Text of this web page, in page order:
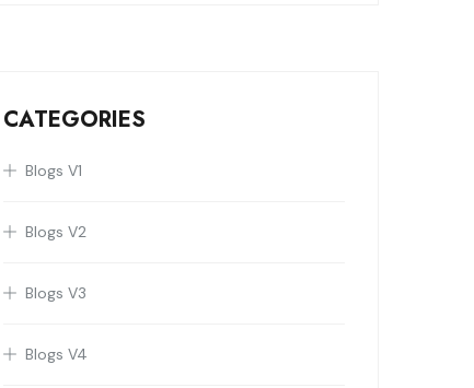
CATEGORIES
Blogs V1
Blogs V2
Blogs V3
Blogs V4